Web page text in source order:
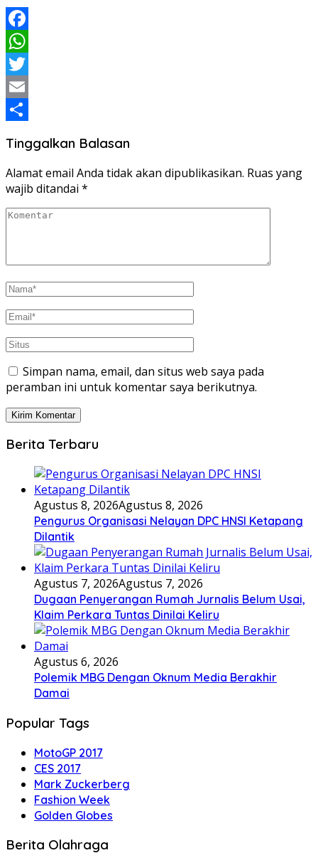
Facebook
WhatsApp
Twitter
Email
Tinggalkan Balasan
Alamat email Anda tidak akan dipublikasikan. Ruas yang
wajib ditandai *
Simpan nama, email, dan situs web saya pada
peramban ini untuk komentar saya berikutnya.
Berita Terbaru
Agustus 8, 2026Agustus 8, 2026
Pengurus Organisasi Nelayan DPC HNSI Ketapang
Dilantik
Agustus 7, 2026Agustus 7, 2026
Dugaan Penyerangan Rumah Jurnalis Belum Usai,
Klaim Perkara Tuntas Dinilai Keliru
Agustus 6, 2026
Polemik MBG Dengan Oknum Media Berakhir
Damai
Popular Tags
MotoGP 2017
CES 2017
Mark Zuckerberg
Fashion Week
Golden Globes
Berita Olahraga